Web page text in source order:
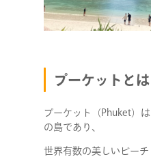
プーケットとは
プーケット（Phuket）
の島であり、
世界有数の美しいビー